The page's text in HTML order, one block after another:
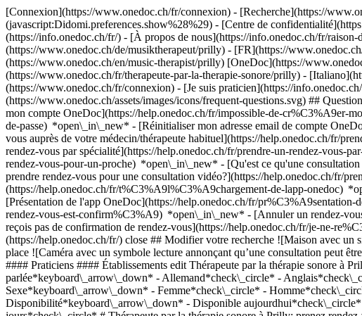
[Connexion](https://www.onedoc.ch/fr/connexion) - [Recherche](https://
(javascript:Didomi.preferences.show%28%29) - [Centre de
(https://info.onedoc.ch/fr/) - [À propos de nous](https://info.onedoc.ch/fr/
(https://www.onedoc.ch/de/musiktherapeut/prilly) - [FR](https://
(https://www.onedoc.ch/en/music-therapist/prilly) [OneDoc](https://
(https://www.onedoc.ch/fr/therapeute-par-la-therapie-sonore/prilly) -
(https://www.onedoc.ch/fr/connexion) - [Je suis praticien](https://
(https://www.onedoc.ch/assets/images/icons/frequent-questions.svg) ##
mon compte OneDoc](https://help.onedoc.ch/fr/impossible-de-cr%C3%A9er-
de-passe) *open\_in\_new* - [Réinitialiser mon adresse email de compte
vous auprès de votre médecin/thérapeute habituel](https://help.onedoc.ch/fr/
rendez-vous par spécialité](https://help.onedoc.ch/fr/prendre-un-rendez-
rendez-vous-pour-un-proche) *open\_in\_new* - [Qu'est ce qu'une
prendre rendez-vous pour une consultation vidéo?](https://help.onedoc.ch/fr/
(https://help.onedoc.ch/fr/t%C3%A9l%C3%A9chargement-de-lapp-onedoc)
[Présentation de l'app OneDoc](https://help.onedoc.ch/fr/